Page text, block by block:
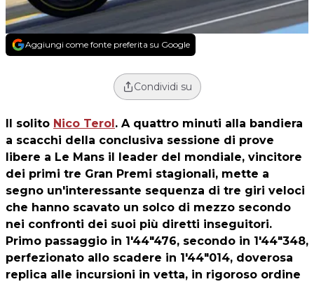
Aggiungi come fonte preferita su Google
Condividi su
Il solito Nico Terol . A quattro minuti alla bandiera
a scacchi della conclusiva sessione di prove
libere a Le Mans il leader del mondiale, vincitore
dei primi tre Gran Premi stagionali, mette a
segno un'interessante sequenza di tre giri veloci
che hanno scavato un solco di mezzo secondo
nei confronti dei suoi più diretti inseguitori.
Primo passaggio in 1'44"476, secondo in 1'44"348,
perfezionato allo scadere in 1'44"014, doverosa
replica alle incursioni in vetta, in rigoroso ordine